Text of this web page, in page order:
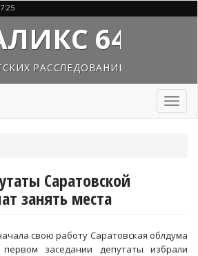
64
РАССЛЕДОВАНИЙ
Toggle
Саратовской
занять места
свою работу Саратовская облдума
заседании депутаты избрали